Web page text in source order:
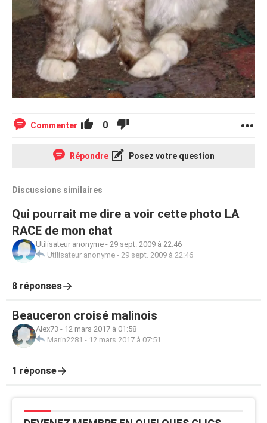
Commenter 0
Répondre Posez votre question
Discussions similaires
Qui pourrait me dire a voir cette photo LA
RACE de mon chat
Utilisateur anonyme - 29 sept. 2009 à 22:46
Utilisateur anonyme - 29 sept. 2009 à 22:46
8 réponses
Beauceron croisé malinois
Alex73 - 12 mars 2017 à 01:58
Marin2281 - 12 mars 2017 à 07:51
1 réponse